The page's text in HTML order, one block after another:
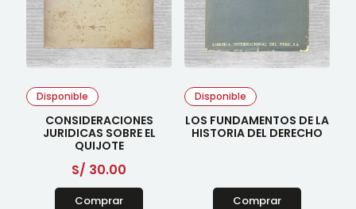
Disponible
CONSIDERACIONES
JURIDICAS SOBRE EL
QUIJOTE
S/ 30.00
Comprar
Disponible
LOS FUNDAMENTOS DE LA
HISTORIA DEL DERECHO
Comprar